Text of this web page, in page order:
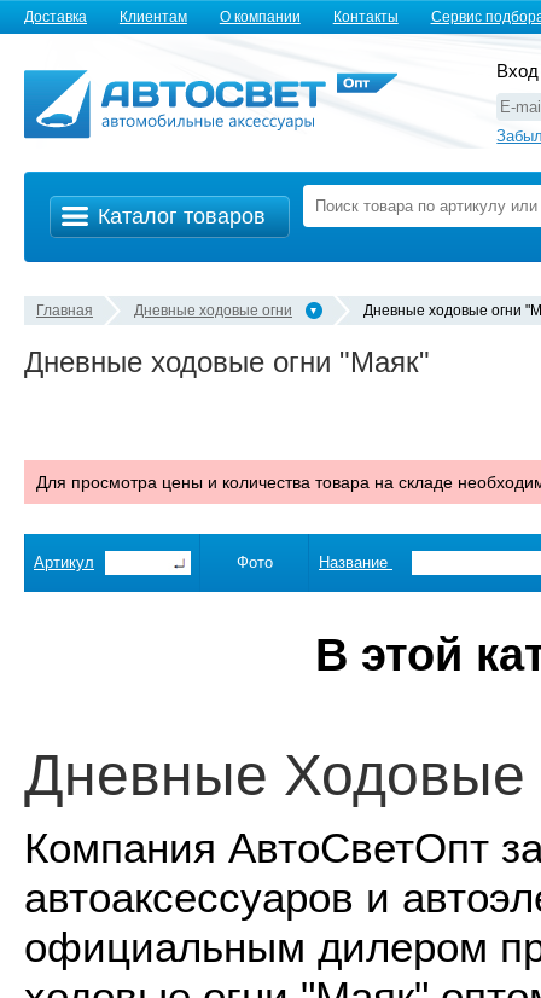
Доставка Клиентам О компании Контакты Сервис
Каталог товаров
Главная Дневные ходовые огни Дневные ходовые огни
Дневные ходовые огни "Маяк"
Для просмотра цены и количества товара на складе
Артикул Фото Название
В этой
Дневные Ходовые
Компания АвтоСветОпт
автоаксессуаров и
официальным дилером